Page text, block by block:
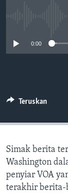
0:00
Teruskan
Simak berita
Washington
penyiar VOA
terakhir berita-